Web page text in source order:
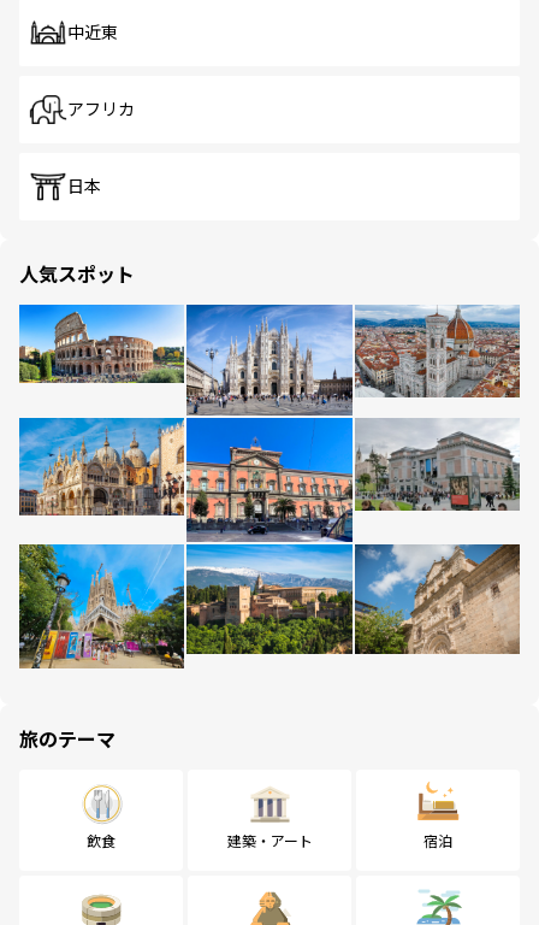
中近東
アフリカ
日本
人気スポット
旅のテーマ
飲食 建築・アート 宿泊